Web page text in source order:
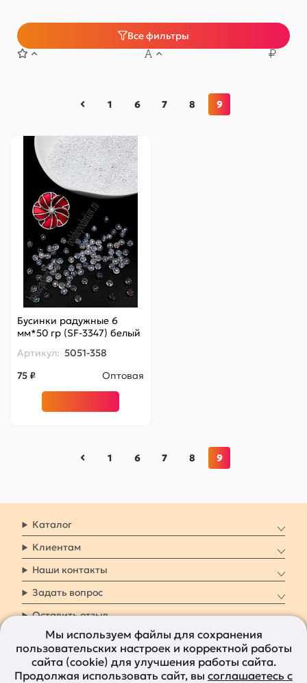
Все фильтры
1 6 7 8 9
Бусинки радужные 6
мм*50 гр (SF-3347) белый
Артикул: 5051-358
75 ₽
Оптовая
1 6 7 8 9
Каталог
Клиентам
Наши контакты
Задать вопрос
Оставить отзыв
8 800 7009 161 Заказать звонок
Наши социальные
Мы используем файлы для сохранения
пользовательских настроек и корректной работы
сайта (cookie) для улучшения работы сайта.
Продолжая использовать сайт, вы соглашаетесь с